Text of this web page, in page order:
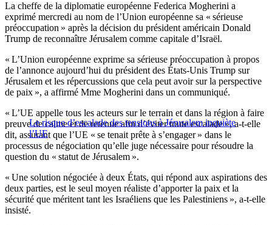
La cheffe de la diplomatie européenne Federica Mogherini a
exprimé mercredi au nom de l’Union européenne sa « sérieuse
préoccupation » après la décision du président américain Donald
Trump de reconnaître Jérusalem comme capitale d’Israël.
« L’Union européenne exprime sa sérieuse préoccupation à propos
de l’annonce aujourd’hui du président des États-Unis Trump sur
Jérusalem et les répercussions que cela peut avoir sur la perspective
de paix », a affirmé Mme Mogherini dans un communiqué.
Le risque d’escalade des tensions à Jérusalem inquiète
l’UE
« L’UE appelle tous les acteurs sur le terrain et dans la région à faire
preuve de calme et de retenue afin d’éviter toute escalade », a-t-elle
dit, assurant que l’UE « se tenait prête à s’engager » dans le
processus de négociation qu’elle juge nécessaire pour résoudre la
question du « statut de Jérusalem ».
« Une solution négociée à deux États, qui répond aux aspirations des
deux parties, est le seul moyen réaliste d’apporter la paix et la
sécurité que méritent tant les Israéliens que les Palestiniens », a-t-elle
insisté.